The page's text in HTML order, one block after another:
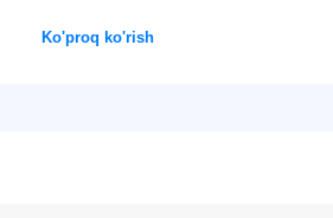
Ko'proq ko'rish